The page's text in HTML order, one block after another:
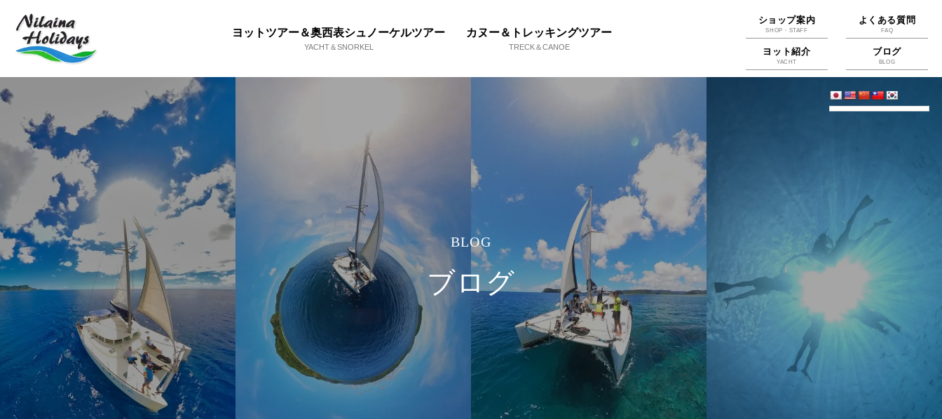
ヨットツアー＆奥西表シュノーケルツアー
YACHT＆SNORKEL
カヌー＆トレッキングツアー
TRECK＆CANOE
ショップ案内
SHOP・STAFF
よくある質問
FAQ
ヨット紹介
YACHT
ブログ
BLOG
BLOG
ブログ